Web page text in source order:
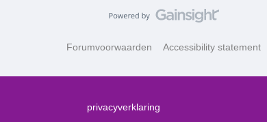
Forumvoorwaarden Accessibility statement
privacyverklaring